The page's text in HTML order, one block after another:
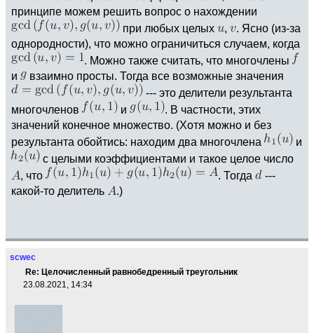
принципе можем решить вопрос о нахождении
при любых целых
,
. Ясно (из-за
однородности), что можно ограничиться случаем, когда
. Можно также считать, что многочлены
и
взаимно просты. Тогда все возможные значения
--- это делители результанта
многочленов
и
. В частности, этих
значений конечное множество. (Хотя можно и без
результанта обойтись: находим два многочлена
и
с целыми коэффициентами и такое целое число
, что
. Тогда
---
какой-то делитель
.)
scwec
Re: Целочисленный равнобедренный треугольник
23.08.2021, 14:34